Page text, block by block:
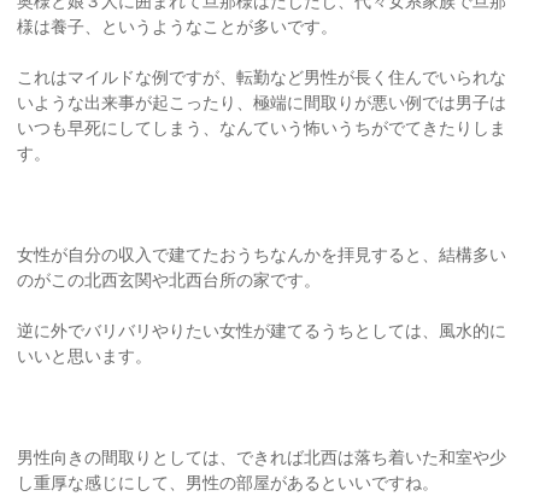
様は養子、というようなことが多いです。
これはマイルドな例ですが、転勤など男性が長く住んでいられな
いような出来事が起こったり、極端に間取りが悪い例では男子は
いつも早死にしてしまう、なんていう怖いうちがでてきたりしま
す。
女性が自分の収入で建てたおうちなんかを拝見すると、結構多い
のがこの北西玄関や北西台所の家です。
逆に外でバリバリやりたい女性が建てるうちとしては、風水的に
いいと思います。
男性向きの間取りとしては、できれば北西は落ち着いた和室や少
し重厚な感じにして、男性の部屋があるといいですね。